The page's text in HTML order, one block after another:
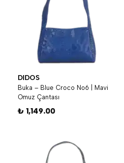
DIDOS
Buka – Blue Croco No6 | Mavi
Omuz Çantası
₺ 1,149.00